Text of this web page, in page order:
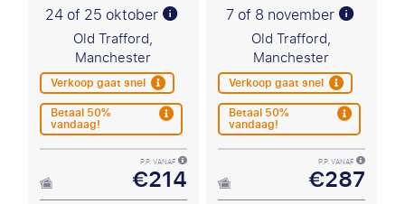
24 of 25 oktober
Old Trafford,
Manchester
Verkoop gaat snel
Betaal 50%
vandaag!
P.P. VANAF
€214
7 of 8 november
Old Trafford,
Manchester
Verkoop gaat snel
Betaal 50%
vandaag!
P.P. VANAF
€287